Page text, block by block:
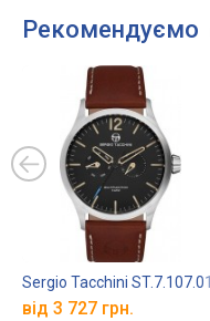
Рекомендуємо
Sergio Tacchini ST.7.107.01
від 3 727 грн.